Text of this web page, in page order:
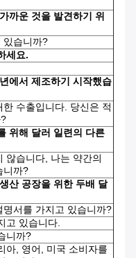
까운 것을 발견하기 위
있습니까?
세요.
에서 제조하기 시작했습
수출입니다. 당신은 적
위해 달러 일련의 다른
않습니다, 나는 약간의
니까?
산 공장을 위한 두배 달
서를 가지고 있습니까?
고 있습니다.
니까?
아, 영어, 미국 소비자를